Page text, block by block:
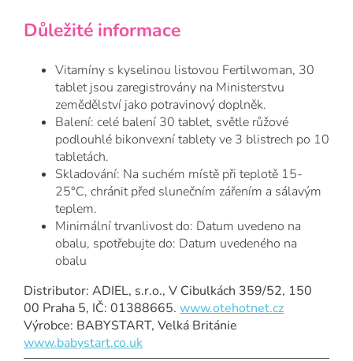
Důležité informace
Vitamíny s kyselinou listovou Fertilwoman, 30
tablet jsou zaregistrovány na Ministerstvu
zemědělství jako potravinový doplněk.
Balení: celé balení 30 tablet, světle růžové
podlouhlé bikonvexní tablety ve 3 blistrech po 10
tabletách.
Skladování: Na suchém místě při teplotě 15-
25°C, chránit před slunečním zářením a sálavým
teplem.
Minimální trvanlivost do: Datum uvedeno na
obalu, spotřebujte do: Datum uvedeného na
obalu
Distributor: ADIEL, s.r.o., V Cibulkách 359/52, 150
00 Praha 5, IČ: 01388665. www.otehotnet.cz
Výrobce: BABYSTART, Velká Británie
www.babystart.co.uk